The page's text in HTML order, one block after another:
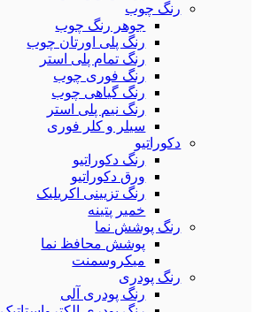
رنگ چوب
جوهر رنگ چوب
رنگ پلی اورتان چوب
رنگ تمام پلی استر
رنگ فوری چوب
رنگ گیاهی چوب
رنگ نیم پلی استر
سیلر و کلر فوری
دکوراتیو
رنگ دکوراتیو
ورق دکوراتیو
رنگ تزیینی اکریلیک
خمیر پتینه
رنگ پوشش نما
پوشش محافظ نما
میکروسمنت
رنگ پودری
رنگ پودری آلی